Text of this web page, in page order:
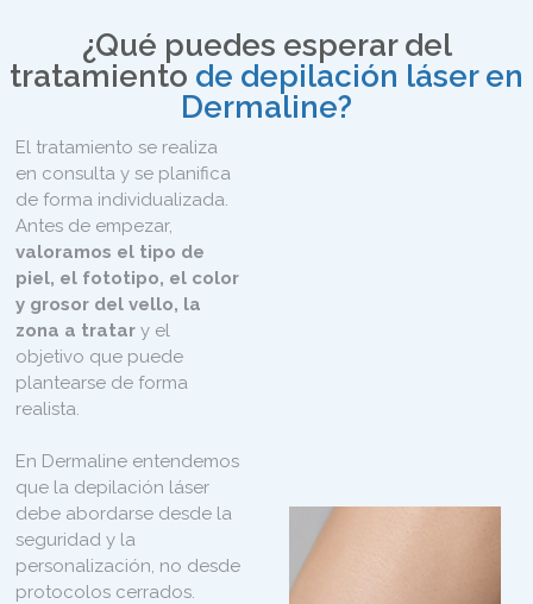
¿Qué puedes esperar del
tratamiento de depilación láser en
Dermaline?
El tratamiento se realiza
en consulta y se planifica
de forma individualizada.
Antes de empezar,
valoramos el tipo de
piel, el fototipo, el color
y grosor del vello, la
zona a tratar y el
objetivo que puede
plantearse de forma
realista.
En Dermaline entendemos
que la depilación láser
debe abordarse desde la
seguridad y la
personalización, no desde
protocolos cerrados.